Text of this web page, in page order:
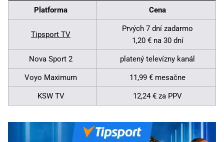
Platforma Cena
Tipsport TV
Prvých 7 dní zadarmo
1,20 € na 30 dní
Nova Sport 2 platený televízny kanál
Voyo Maximum 11,99 € mesačne
KSW TV 12,24 € za PPV